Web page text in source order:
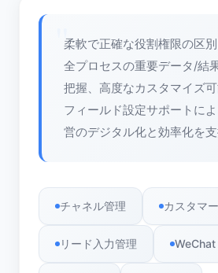
柔軟で正確な役割権限の区
全プロセスの重要データ/結
把握、高度なカスタマイズ
フィールド設定サポートに
営のデジタル化と効率化を支
チャネル管理 カスタマ
リード入力管理